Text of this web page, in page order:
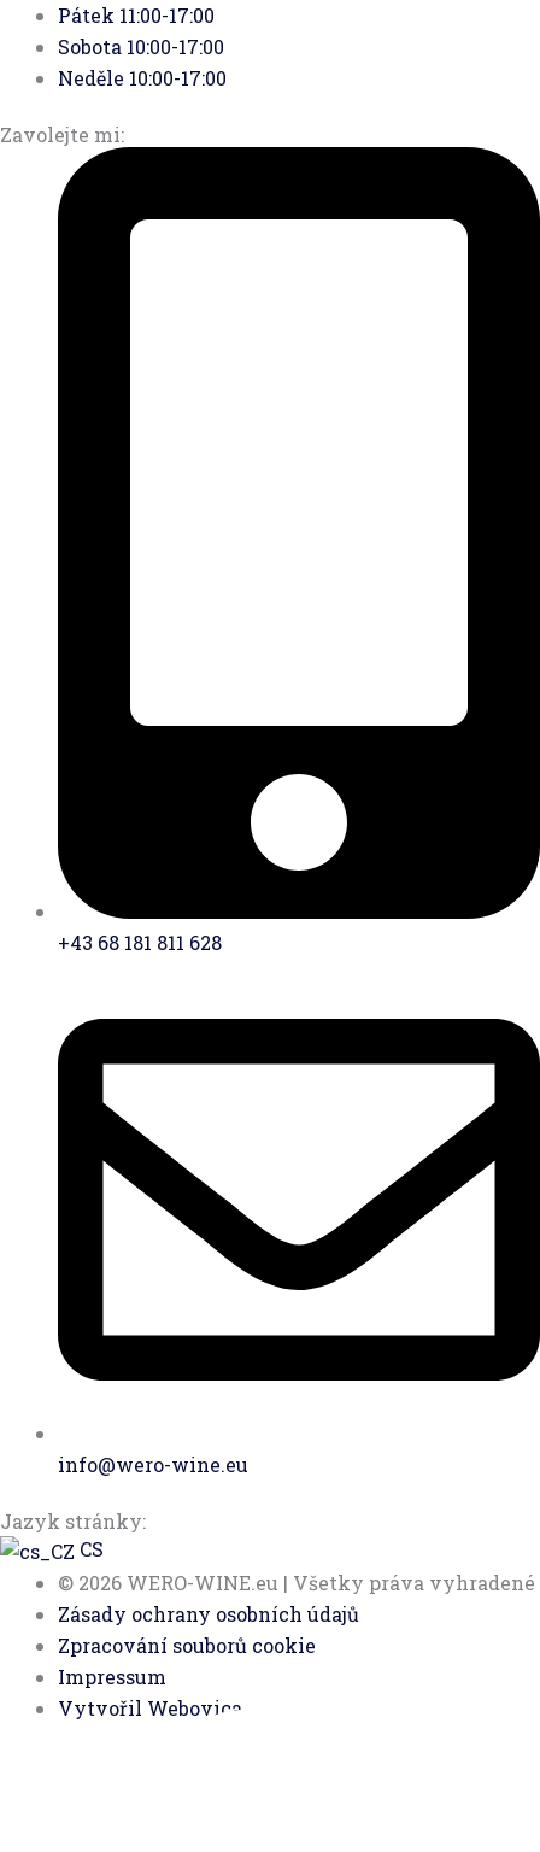
Pátek 11:00-17:00
Sobota 10:00-17:00
Neděle 10:00-17:00
Zavolejte mi:
+43 68 181 811 628
info@wero-wine.eu
Jazyk stránky:
CS
© 2026 WERO-WINE.eu | Všetky práva vyhradené
Zásady ochrany osobních údajů
Zpracování souborů cookie
Impressum
Vytvořil Webovica